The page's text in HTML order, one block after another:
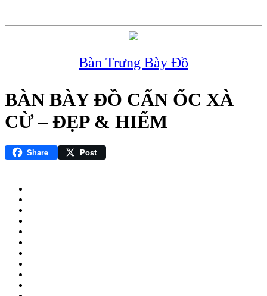
Bàn Trưng Bày Đồ
BÀN BÀY ĐỒ CẨN ỐC XÀ
CỪ – ĐẸP & HIẾM
Share Post